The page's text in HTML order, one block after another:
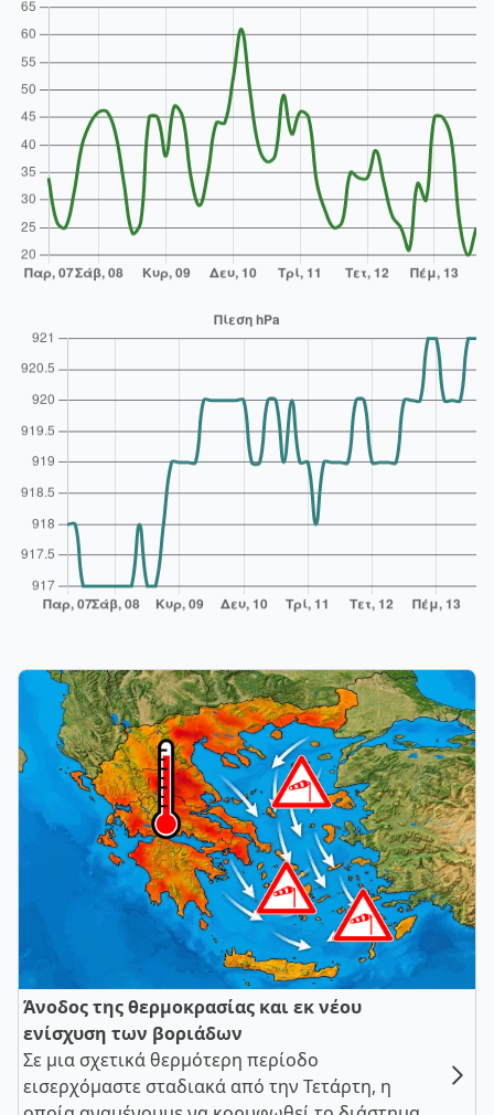
Άνοδος της θερμοκρασίας και εκ νέου
ενίσχυση των βοριάδων
Σε μια σχετικά θερμότερη περίοδο
εισερχόμαστε σταδιακά από την Τετάρτη, η